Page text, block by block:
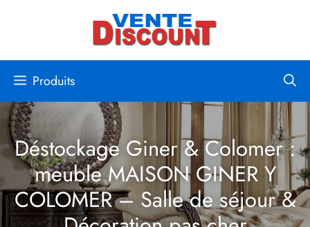
Produits
Déstockage Giner & Colomer :
meuble MAISON GINER Y
COLOMER – Salle de séjour &